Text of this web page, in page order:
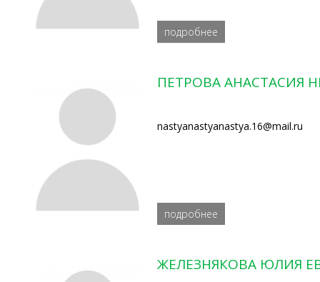
подробнее
ПЕТРОВА АНАСТАСИЯ
nastyanastyanastya.16@mail.ru
подробнее
ЖЕЛЕЗНЯКОВА ЮЛИЯ